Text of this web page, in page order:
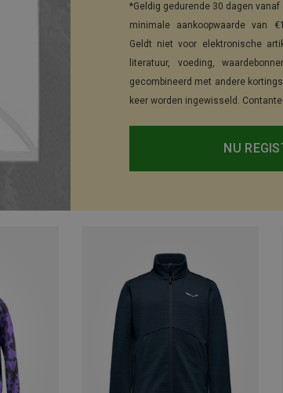
*Geldig gedurende 30 dagen
minimale aankoopwaarde van
Geldt niet voor elektronische
literatuur, voeding,
gecombineerd met andere
keer worden ingewisseld.
NU